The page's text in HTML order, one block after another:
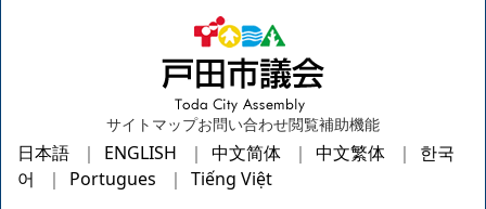
サイトマップお問い合わせ閲覧補助機能
日本語 ENGLISH 中文简体 中文繁体
한국
어
Portugues Tiếng Việt